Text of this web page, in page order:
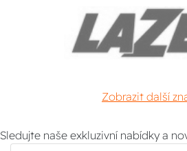
Zobrazit další
Sledujte naše exkluzivní nabídky a